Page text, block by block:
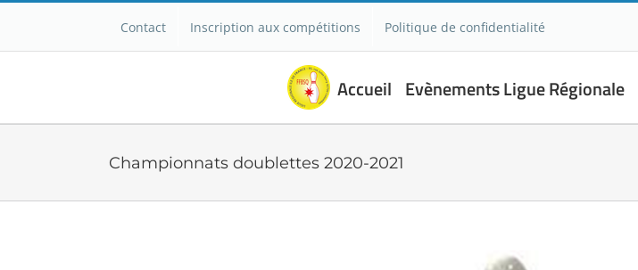
contenu
Contact Inscription aux compétitions Politique de confidentialité
Accueil Evènements Ligue Régionale
Championnats doublettes 2020-2021